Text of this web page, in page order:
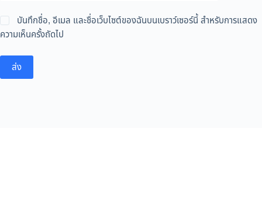
บันทึกชื่อ, อีเมล และชื่อเว็บไซต์ของฉันบนเบราว์เซอร์นี้ สำหรับการแสดง
ความเห็นครั้งถัดไป
ส่ง